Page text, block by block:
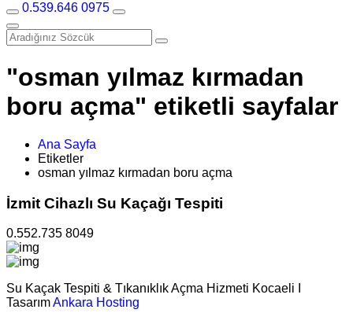
0.539.646 0975
"osman yılmaz kırmadan
boru açma" etiketli sayfalar
Ana Sayfa
Etiketler
osman yılmaz kırmadan boru açma
İzmit Cihazlı Su Kaçağı Tespiti
0.552.735 8049
Su Kaçak Tespiti & Tıkanıklık Açma Hizmeti Kocaeli I
TasarımAnkara Hosting